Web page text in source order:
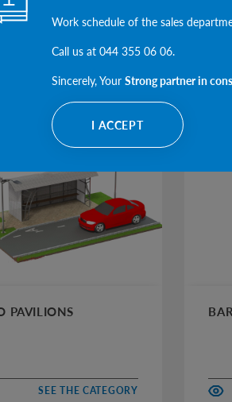
Work schedule of the sales
Call us at 044 355 06 06.
Sincerely, Your Strong partner in
I ACCEPT
PAVILIONS
SEE THE CATEGORY